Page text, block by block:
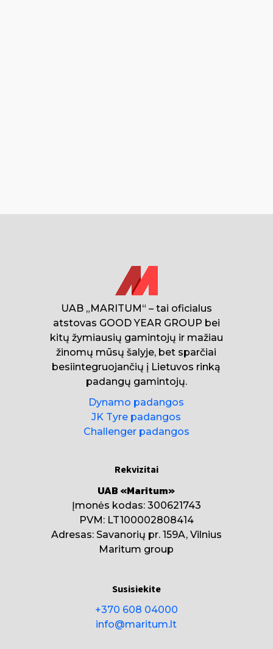
UAB „MARITUM“ – tai oficialus
atstovas GOOD YEAR GROUP bei
kitų žymiausių gamintojų ir mažiau
žinomų mūsų šalyje, bet sparčiai
besiintegruojančių į Lietuvos rinką
padangų gamintojų.
Dynamo padangos
JK Tyre padangos
Challenger padangos
Rekvizitai
UAB «Maritum»
Įmonės kodas: 300621743
PVM: LT100002808414
Adresas: Savanorių pr. 159A, Vilnius
Maritum group
Susisiekite
+370 608 04000
info@maritum.lt